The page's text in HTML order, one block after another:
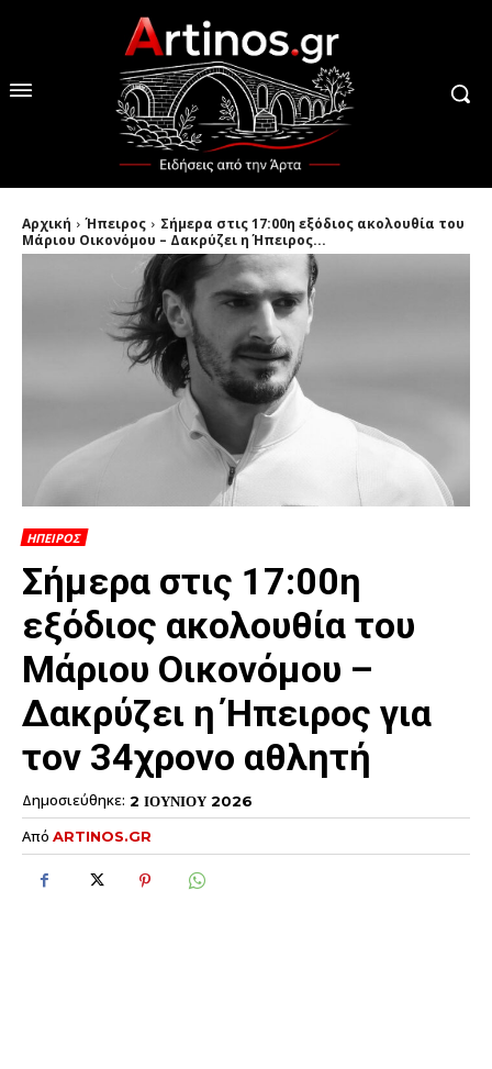
Αρχική Ήπειρος
Σήμερα στις 17:00η εξόδιος ακολουθία του
Μάριου Οικονόμου – Δακρύζει η Ήπειρος...
ΗΠΕΙΡΟΣ
Σήμερα στις 17:00η
εξόδιος ακολουθία του
Μάριου Οικονόμου –
Δακρύζει η Ήπειρος για
τον 34χρονο αθλητή
Δημοσιεύθηκε: 2 ΙΟΥΝΙΟΥ 2026
Από ARTINOS.GR